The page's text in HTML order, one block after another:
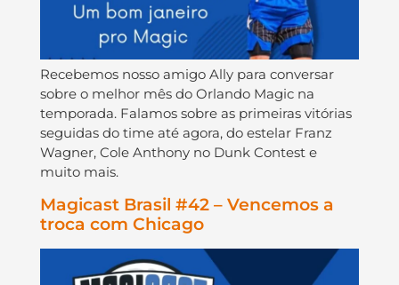
Recebemos nosso amigo Ally para conversar
sobre o melhor mês do Orlando Magic na
temporada. Falamos sobre as primeiras vitórias
seguidas do time até agora, do estelar Franz
Wagner, Cole Anthony no Dunk Contest e
muito mais.
Magicast Brasil #42 – Vencemos a
troca com Chicago